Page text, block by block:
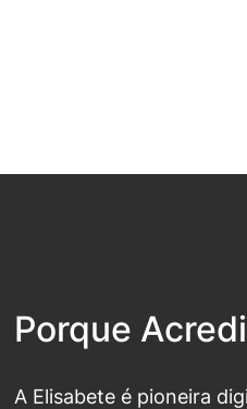
Porque
A Elisabete é pioneira